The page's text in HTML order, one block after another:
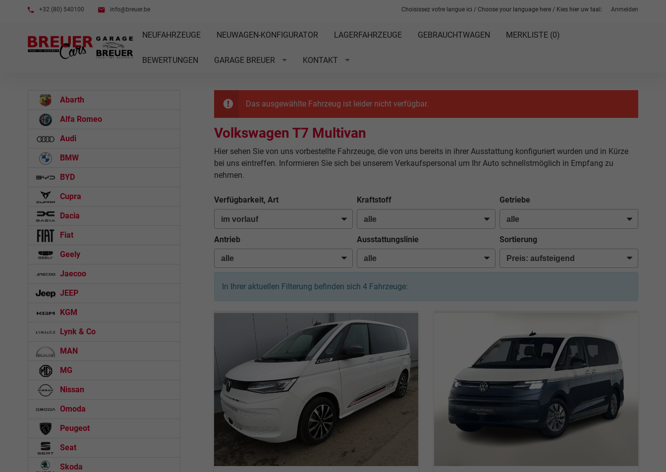
+32 (80) 540100 info@breuer.be Anmelden
Choisissez votre langue ici / Choose your language here / Kies hier uw taal:
NEUFAHRZEUGE NEUWAGEN-KONFIGURATOR LAGERFAHRZEUGE GEBRAUCHTWAGEN MERKLISTE (0)
BEWERTUNGEN GARAGE BREUER KONTAKT
Das ausgewählte Fahrzeug ist leider nicht verfügbar.
Volkswagen T7 Multivan
Hier sehen Sie von uns vorbestellte Fahrzeuge, die von uns bereits in ihrer Ausstattung konfiguriert wurden und in Kürze
bei uns eintreffen. Informieren Sie sich bei unserem Verkaufspersonal um Ihr Auto schnellstmöglich in Empfang zu
nehmen.
Verfügbarkeit, Art Kraftstoff Getriebe
Antrieb Ausstattungslinie Sortierung
In Ihrer aktuellen Filterung befinden sich 4Fahrzeuge:
Abarth
Alfa Romeo
Audi
BMW
BYD
Cupra
Dacia
Fiat
Geely
Jaecoo
JEEP
KGM
Lynk & Co
MAN
MG
Nissan
Omoda
Peugeot
Seat
Skoda